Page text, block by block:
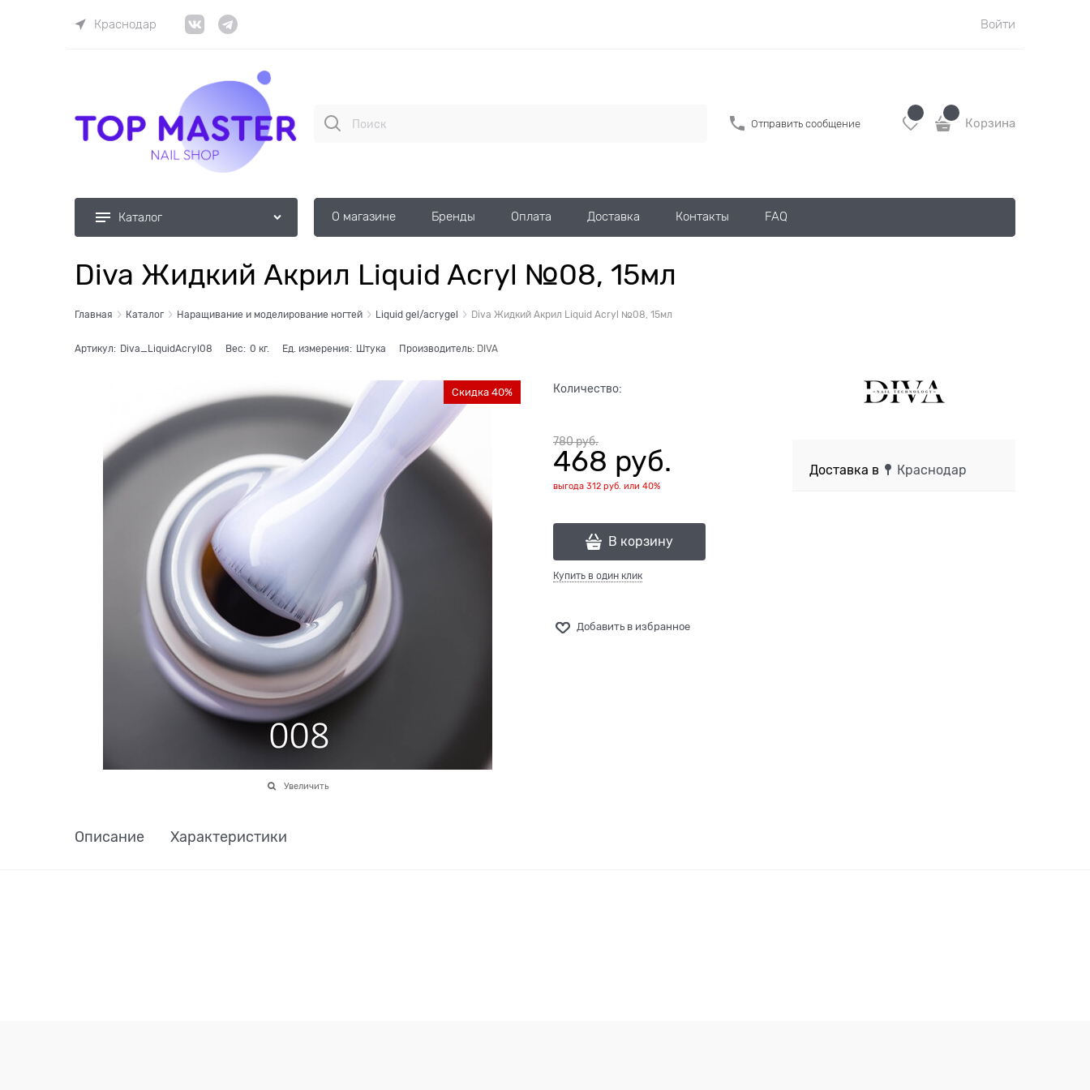
Краснодар Войти
Отправить сообщение Корзина
Каталог О магазине Бренды Оплата Доставка Контакты FAQ
Diva Жидкий Акрил Liquid Acryl №08, 15мл
Главная Каталог Наращивание и моделирование ногтей Liquid gel/acrygel Diva Жидкий Акрил Liquid Acryl №08, 15мл
Артикул: Diva_LiquidAcryl08 Вес: 0 кг. Ед. измерения: Штука Производитель: DIVA
Скидка 40%
Увеличить
Количество:
780 руб.
468 руб.
выгода 312 руб. или 40%
В корзину
Купить в один клик
Добавить в избранное
Доставка в Краснодар
Описание Характеристики